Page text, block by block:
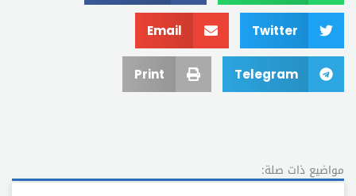
Twitter
Email
Telegram
Print
مواضيع ذات صلة: